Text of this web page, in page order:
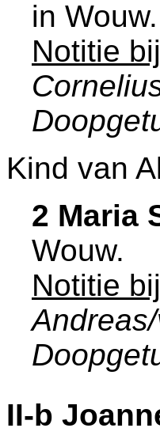
in Wouw.
Notitie
Kind van
2 Maria
Wouw.
Notitie
II-b